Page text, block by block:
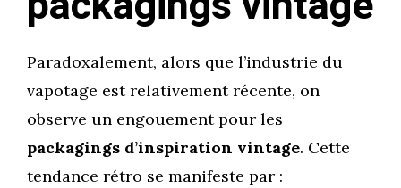
Paradoxalement, alors que l’industrie du
vapotage est relativement récente, on
observe un engouement pour les
packagings d’inspiration vintage. Cette
tendance rétro se manifeste par :